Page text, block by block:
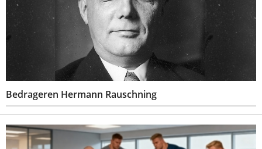
Bedrageren Hermann Rauschning